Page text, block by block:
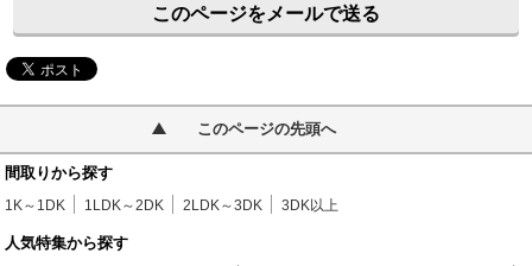
このページをメールで送る
このページの先頭へ
間取りから探す
1K～1DK 1LDK～2DK 2LDK～3DK 3DK以上
人気特集から探す